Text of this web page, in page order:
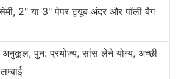
2" या 3" पेपर ट्यूब अंदर और पॉली बैग
अनुकूल, पुन: प्रयोज्य, सांस लेने योग्य, अच्छी